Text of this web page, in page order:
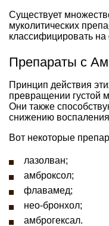
Существует
муколитических
классифицировать на
Препараты с
Принцип действия
превращении густой
Они также
снижению
Вот некоторые
лазолван;
амброксол;
флавамед;
нео-бронхол;
амброгексал.